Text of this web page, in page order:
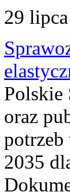
29
Polskie
oraz
potrzeb
2035